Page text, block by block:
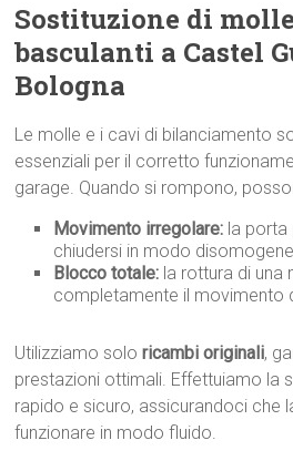
Sostituzione di
basculanti a Castel
Bologna
Le molle e i cavi di bilanciamento
essenziali per il corretto
garage. Quando si rompono,
Movimento irregolare: la porta
chiudersi in modo
Blocco totale: la rottura di una
completamente il movimento
Utilizziamo soloricambi originali,
prestazioni ottimali. Effettuiamo la
rapido e sicuro, assicurandoci che
funzionare in modo fluido.